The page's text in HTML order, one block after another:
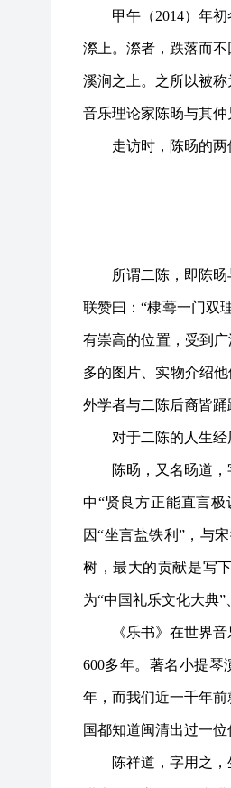
甲午（2014）年
漈上。漈者，跌落而
溪涧之上。之所以被
音乐理论家陈旸与其仲
走访时，陈旸的两
所谓二陈，即陈
联赞曰：“棣蕚一门双
有崇高的位置，受到
多的图片、实物介绍
外学者与二陈后裔皆踊
对于二陈的人生
陈旸，又名旸道
中“贤良方正能直言极
因“坐言盐铁利”，与
树，最大的贡献是写
为“中国礼乐文化大典
《乐书》在世界
600多年。著名小提琴
年，而我们近一千年
国都知道闽清出过一
陈祥道，字用之